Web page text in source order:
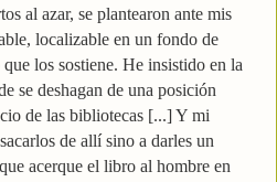
al azar, se plantearon ante mis
localizable en un fondo de
los sostiene. He insistido en la
se deshagan de una posición
de las bibliotecas [...] Y mi
de allí sino a darles un
acerque el libro al hombre en